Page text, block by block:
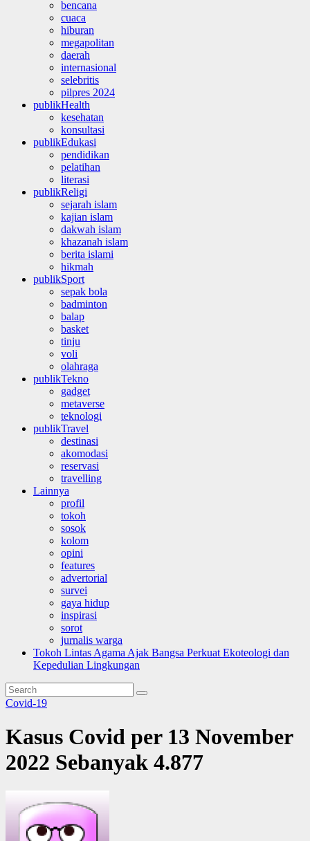
bencana
cuaca
hiburan
megapolitan
daerah
internasional
selebritis
pilpres 2024
publikHealth
kesehatan
konsultasi
publikEdukasi
pendidikan
pelatihan
literasi
publikReligi
sejarah islam
kajian islam
dakwah islam
khazanah islam
berita islami
hikmah
publikSport
sepak bola
badminton
balap
basket
tinju
voli
olahraga
publikTekno
gadget
metaverse
teknologi
publikTravel
destinasi
akomodasi
reservasi
travelling
Lainnya
profil
tokoh
sosok
kolom
opini
features
advertorial
survei
gaya hidup
inspirasi
sorot
jurnalis warga
Tokoh Lintas Agama Ajak Bangsa Perkuat Ekoteologi dan
Kepedulian Lingkungan
Covid-19
Kasus Covid per 13 November
2022 Sebanyak 4.877